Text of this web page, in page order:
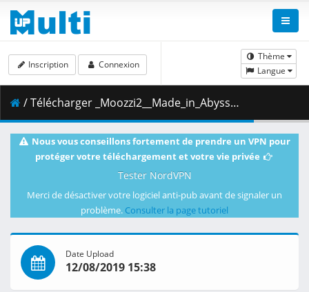
Thème
Langue
Inscription Connexion
/ Télécharger _Moozzi2__Made_in_Abyss_-_05__BD_1920x1080_x.264_Flac_.mkv.003 ( 353.36 MB )
Nous vous conseillons fortement de prendre un VPN pour
protéger votre téléchargement et votre vie privée
Tester NordVPN
Merci de désactiver votre logiciel anti-pub avant de signaler un
problème. Consulter la page tutoriel
Date Upload
12/08/2019 15:38